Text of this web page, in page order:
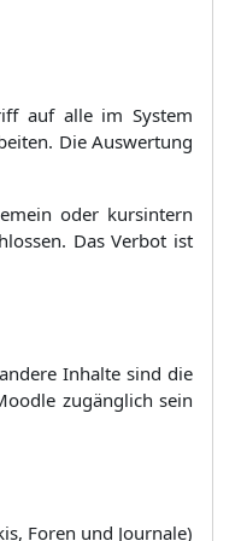
auf alle im System
Die Auswertung
oder kursintern
Das Verbot ist
Inhalte sind die
zugänglich sein
Foren und Journale)